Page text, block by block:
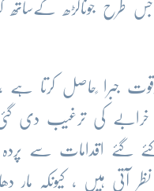
طرح جوناگڑھ کےساتھ
جبرا ًحاصل کرتا ہے ،
خون خرابے کی ترغیب دی
گئے اقدامات سے پردہ
آتی ہیں ، کیونکہ مار